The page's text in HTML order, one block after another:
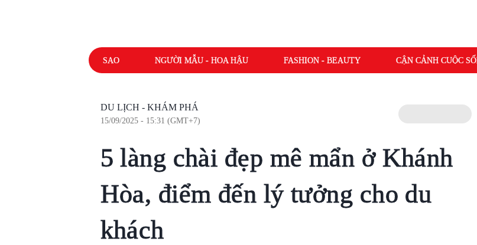
SAO NGƯỜI MẪU - HOA HẬU FASHION - BEAUTY CẬN CẢNH CUỘC
DU LỊCH - KHÁM PHÁ
15/09/2025 - 15:31 (GMT+7)
5 làng chài đẹp mê mẩn ở Khánh
Hòa, điểm đến lý tưởng cho du
khách